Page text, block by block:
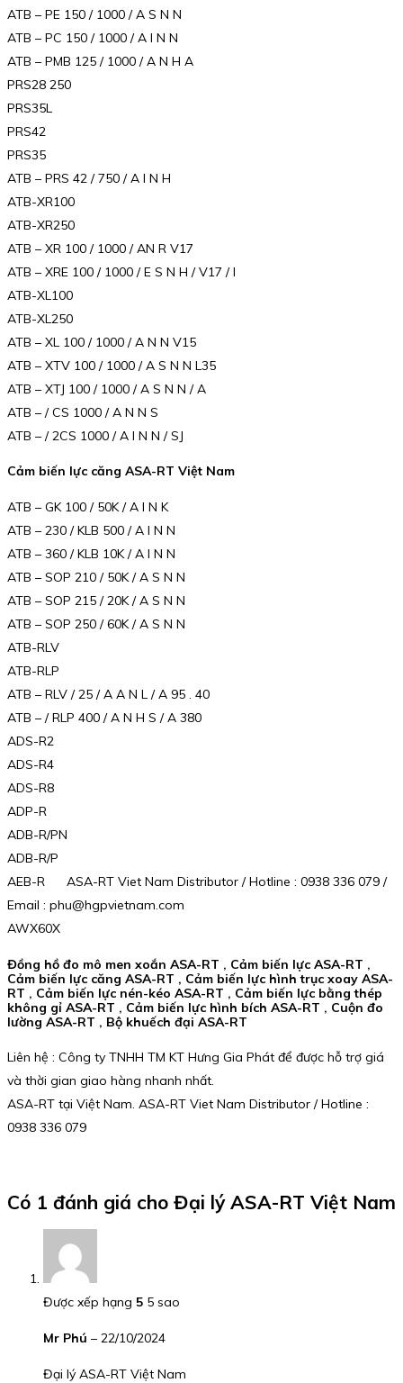
ATB – PE 150 / 1000 / A S N N
ATB – PC 150 / 1000 / A I N N
ATB – PMB 125 / 1000 / A N H A
PRS28 250
PRS35L
PRS42
PRS35
ATB – PRS 42 / 750 / A I N H
ATB-XR100
ATB-XR250
ATB – XR 100 / 1000 / AN R V17
ATB – XRE 100 / 1000 / E S N H / V17 / I
ATB-XL100
ATB-XL250
ATB – XL 100 / 1000 / A N N V15
ATB – XTV 100 / 1000 / A S N N L35
ATB – XTJ 100 / 1000 / A S N N / A
ATB – / CS 1000 / A N N S
ATB – / 2CS 1000 / A I N N / SJ
Cảm biến lực căng ASA-RT Việt Nam
ATB – GK 100 / 50K / A I N K
ATB – 230 / KLB 500 / A I N N
ATB – 360 / KLB 10K / A I N N
ATB – SOP 210 / 50K / A S N N
ATB – SOP 215 / 20K / A S N N
ATB – SOP 250 / 60K / A S N N
ATB-RLV
ATB-RLP
ATB – RLV / 25 / A A N L / A 95 . 40
ATB – / RLP 400 / A N H S / A 380
ADS-R2
ADS-R4
ADS-R8
ADP-R
ADB-R/PN
ADB-R/P
AEB-R ASA-RT Viet Nam Distributor / Hotline : 0938 336 079 /
Email : phu@hgpvietnam.com
AWX60X
Đồng hồ đo mô men xoắn ASA-RT , Cảm biến lực ASA-RT ,
Cảm biến lực căng ASA-RT , Cảm biến lực hình trục xoay ASA-
RT , Cảm biến lực nén-kéo ASA-RT , Cảm biến lực bằng thép
không gỉ ASA-RT , Cảm biến lực hình bích ASA-RT , Cuộn đo
lường ASA-RT , Bộ khuếch đại ASA-RT
Liên hệ : Công ty TNHH TM KT Hưng Gia Phát để được hỗ trợ giá
và thời gian giao hàng nhanh nhất.
ASA-RT tại Việt Nam. ASA-RT Viet Nam Distributor / Hotline :
0938 336 079
Có 1 đánh giá cho Đại lý ASA-RT Việt Nam
Được xếp hạng 5 5 sao
Mr Phú – 22/10/2024
Đại lý ASA-RT Việt Nam